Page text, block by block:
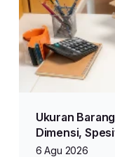
Ukuran
Dimensi,
Produk untuk
6 Agu 2026